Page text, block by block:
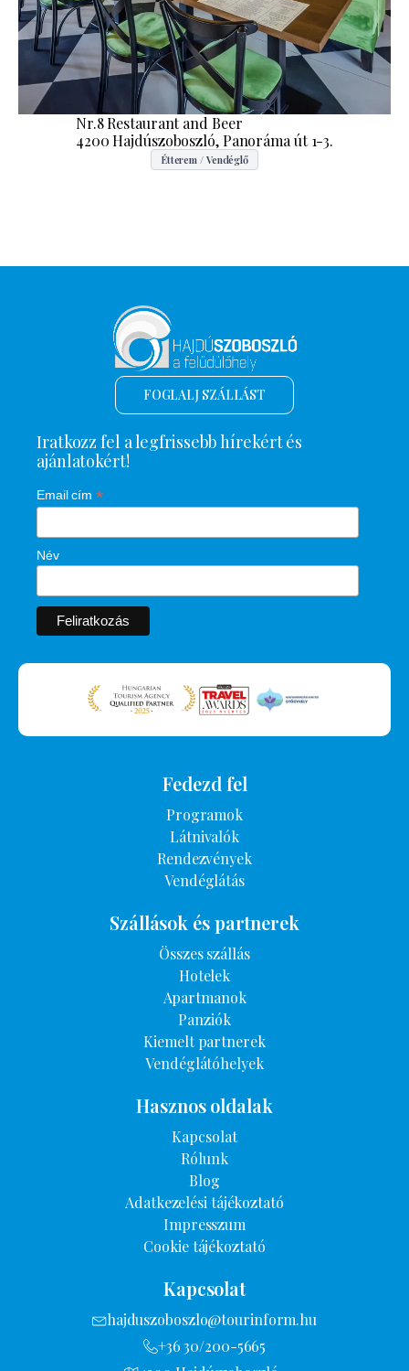
Nr.8 Restaurant and Beer
4200 Hajdúszoboszló, Panoráma út 1-3.
Étterem / Vendéglő
FOGLALJ SZÁLLÁST
Iratkozz fel a legfrissebb hírekért és
ajánlatokért!
Email cím *
Név
Fedezd fel
Programok
Látnivalók
Rendezvények
Vendéglátás
Szállások és partnerek
Összes szállás
Hotelek
Apartmanok
Panziók
Kiemelt partnerek
Vendéglátóhelyek
Hasznos oldalak
Kapcsolat
Rólunk
Blog
Adatkezelési tájékoztató
Impresszum
Cookie tájékoztató
Kapcsolat
hajduszoboszlo@tourinform.hu
+36 30/200-5665